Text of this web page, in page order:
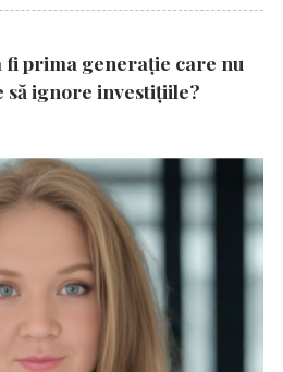
fi prima generație care nu
să ignore investițiile?